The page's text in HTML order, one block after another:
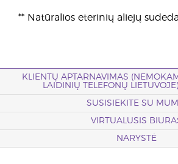
** Natūralios eterinių aliejų
KLIENTŲ APTARNAVIMAS
LAIDINIŲ TELEFONŲ
SUSISIEKITE SU
VIRTUALUSIS
NARYSTĖ